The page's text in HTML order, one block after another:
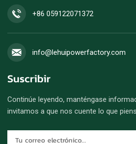
+86 059122071372
info@lehuipowerfactory.com
Suscribir
Continúe leyendo, manténgase
invitamos a que nos cuente lo que